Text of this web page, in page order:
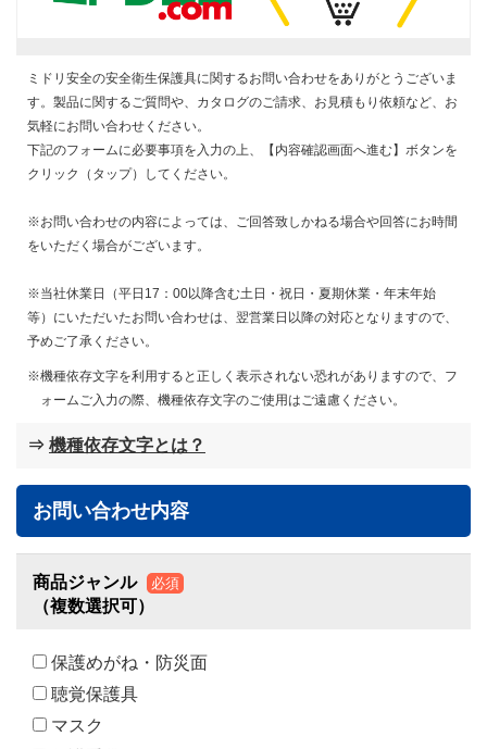
ミドリ安全の安全衛生保護具に関するお問い合わせをありがとうございま
す。製品に関するご質問や、カタログのご請求、お見積もり依頼など、お
気軽にお問い合わせください。
下記のフォームに必要事項を入力の上、【内容確認画面へ進む】ボタンを
クリック（タップ）してください。
※お問い合わせの内容によっては、ご回答致しかねる場合や回答にお時間
をいただく場合がございます。
※当社休業日（平日17：00以降含む土日・祝日・夏期休業・年末年始
等）にいただいたお問い合わせは、翌営業日以降の対応となりますので、
予めご了承ください。
機種依存文字を利用すると正しく表示されない恐れがありますので、フ
ォームご入力の際、機種依存文字のご使用はご遠慮ください。
⇒ 機種依存文字とは？
お問い合わせ内容
商品ジャンル 必須
（複数選択可）
保護めがね・防災面
聴覚保護具
マスク